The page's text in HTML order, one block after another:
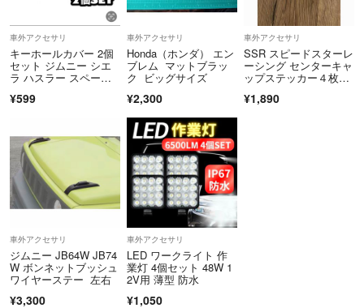
車外アクセサリ
キーホールカバー 2個
セット ジムニー シエ
ラ ハスラー スペーシ
¥599
車外アクセサリ
Honda（ホンダ） エン
ブレム マットブラッ
ク ビッグサイズ
¥2,300
車外アクセサリ
SSR スピードスターレ
ーシング センターキャ
ップステッカー４枚セ
¥1,890
車外アクセサリ
ジムニー JB64W JB74
W ボンネットブッシュ
ワイヤーステー 左右
¥3,300
車外アクセサリ
LED ワークライト 作
業灯 4個セット 48W 1
2V用 薄型 防水
¥1,050